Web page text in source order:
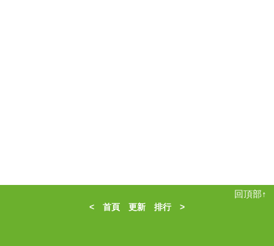
回頂部↑
< 首頁 更新 排行>